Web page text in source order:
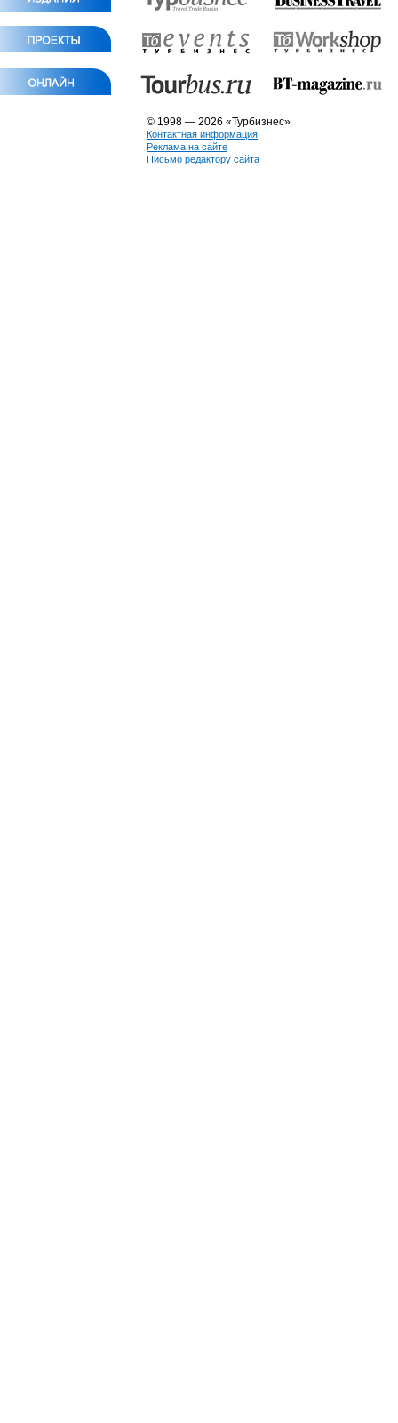
© 1998 — 2026 «Турбизнес»
Контактная информация
Реклама на сайте
Письмо редактору сайта